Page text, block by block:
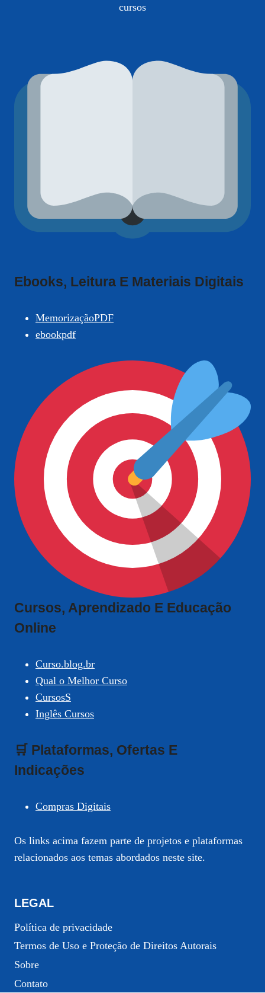
cursos
Ebooks, Leitura E Materiais Digitais
MemorizaçãoPDF
ebookpdf
Cursos, Aprendizado E Educação
Online
Curso.blog.br
Qual o Melhor Curso
CursosS
Inglês Cursos
🛒 Plataformas, Ofertas E
Indicações
Compras Digitais
Os links acima fazem parte de projetos e plataformas
relacionados aos temas abordados neste site.
LEGAL
Política de privacidade
Termos de Uso e Proteção de Direitos Autorais
Sobre
Contato